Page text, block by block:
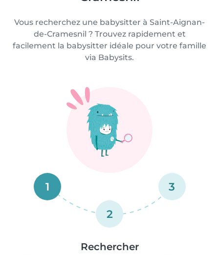
Vous recherchez une babysitter à Saint-Aignan-
de-Cramesnil ? Trouvez rapidement et
facilement la babysitter idéale pour votre famille
via Babysits.
1
2
3
Rechercher